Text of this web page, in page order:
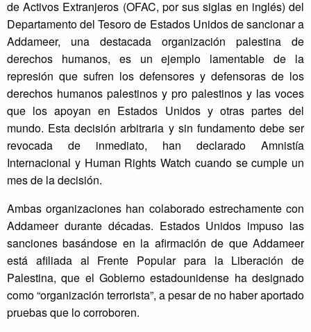
de Activos Extranjeros (OFAC, por sus siglas en inglés) del
Departamento del Tesoro de Estados Unidos de sancionar a
Addameer, una destacada organización palestina de
derechos humanos, es un ejemplo lamentable de la
represión que sufren los defensores y defensoras de los
derechos humanos palestinos y pro palestinos y las voces
que los apoyan en Estados Unidos y otras partes del
mundo. Esta decisión arbitraria y sin fundamento debe ser
revocada de inmediato, han declarado Amnistía
Internacional y Human Rights Watch cuando se cumple un
mes de la decisión.
Ambas organizaciones han colaborado estrechamente con
Addameer durante décadas. Estados Unidos impuso las
sanciones basándose en la afirmación de que Addameer
está afiliada al Frente Popular para la Liberación de
Palestina, que el Gobierno estadounidense ha designado
como “organización terrorista”, a pesar de no haber aportado
pruebas que lo corroboren.